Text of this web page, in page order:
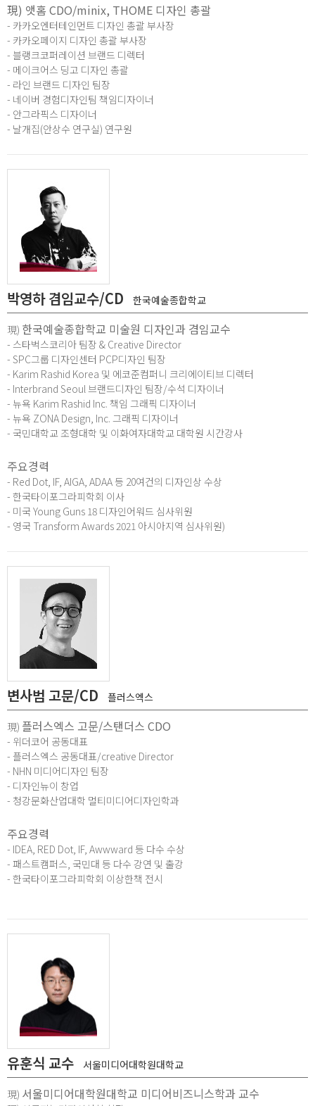
現) 앳홈 CDO/minix, THOME 디자인 총괄
- 카카오엔터테인먼트 디자인 총괄 부사장
- 카카오페이지 디자인 총괄 부사장
- 블랭크코퍼레이션 브랜드 디렉터
- 메이크어스 딩고 디자인 총괄
- 라인 브랜드 디자인 팀장
- 네이버 경험디자인팀 책임디자이너
- 안그라픽스 디자이너
- 날개집(안상수 연구실) 연구원
박영하 겸임교수/CD 한국예술종합학교
現) 한국예술종합학교 미술원 디자인과 겸임교수
- 스타벅스코리아 팀장 & Creative Director
- SPC그룹 디자인센터 PCP디자인 팀장
- Karim Rashid Korea 및 에코준컴퍼니 크리에이티브 디렉터
- Interbrand Seoul 브랜드디자인 팀장/수석 디자이너
- 뉴욕 Karim Rashid Inc. 책임 그래픽 디자이너
- 뉴욕 ZONA Design, Inc. 그래픽 디자이너
- 국민대학교 조형대학 및 이화여자대학교 대학원 시간강사​
주요경력
- Red Dot, IF, AIGA, ADAA 등 20여건의 디자인상 수상
- 한국타이포그라피학회 이사
- 미국 Young Guns 18 디자인어워드 심사위원
- 영국 Transform Awards 2021 아시아지역 심사위원)
변사범 고문/CD 플러스엑스
現) 플러스엑스 고문/스탠더스 CDO
- 위더코어 공동대표
- 플러스엑스 공동대표/creative Director
- NHN 미디어디자인 팀장
- 디자인뉴이 창업
- 청강문화산업대학 멀티미디어디자인학과
주요경력
- IDEA, RED Dot, IF, Awwward 등 다수 수상
- 패스트캠퍼스, 국민대 등 다수 강연 및 출강
- 한국타이포그라피학회 이상한책 전시
유훈식 교수 서울미디어대학원대학교
現) 서울미디어대학원대학교 미디어비즈니스학과 교수